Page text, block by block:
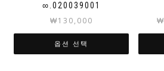
∞.020039001
₩130,000
옵션 선택
₩